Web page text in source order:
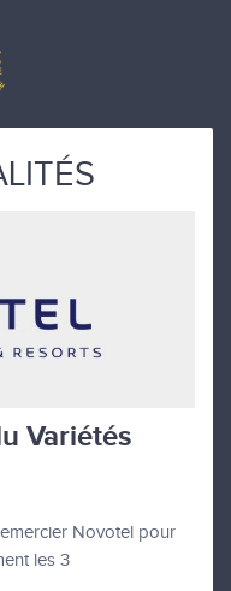
Variétés
Novotel pour
les 3